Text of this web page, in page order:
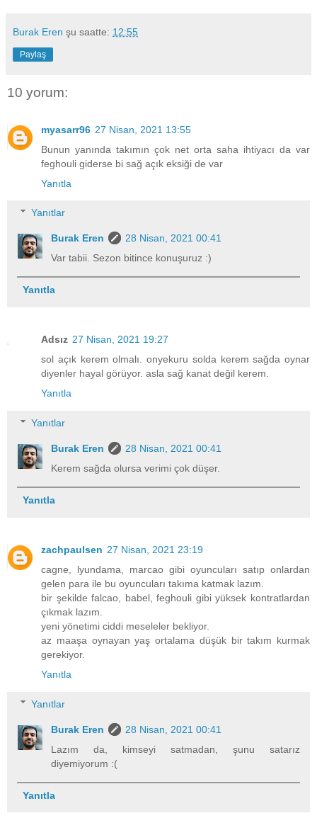
Burak Eren şu saatte: 12:55
Paylaş
10 yorum:
myasarr96 27 Nisan, 2021 13:55
Bunun yanında takımın çok net orta saha ihtiyacı da var
feghouli giderse bi sağ açık eksiği de var
Yanıtla
Yanıtlar
Burak Eren
28 Nisan, 2021 00:41
Var tabii. Sezon bitince konuşuruz :)
Yanıtla
Adsız 27 Nisan, 2021 19:27
sol açık kerem olmalı. onyekuru solda kerem sağda oynar
diyenler hayal görüyor. asla sağ kanat değil kerem.
Yanıtla
Yanıtlar
Burak Eren
28 Nisan, 2021 00:41
Kerem sağda olursa verimi çok düşer.
Yanıtla
zachpaulsen 27 Nisan, 2021 23:19
cagne, lyundama, marcao gibi oyuncuları satıp onlardan
gelen para ile bu oyuncuları takıma katmak lazım.
bir şekilde falcao, babel, feghouli gibi yüksek kontratlardan
çıkmak lazım.
yeni yönetimi ciddi meseleler bekliyor.
az maaşa oynayan yaş ortalama düşük bir takım kurmak
gerekiyor.
Yanıtla
Yanıtlar
Burak Eren
28 Nisan, 2021 00:41
Lazım da, kimseyi satmadan, şunu satarız
diyemiyorum :(
Yanıtla